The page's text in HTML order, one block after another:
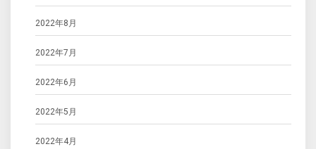
2022年8月
2022年7月
2022年6月
2022年5月
2022年4月